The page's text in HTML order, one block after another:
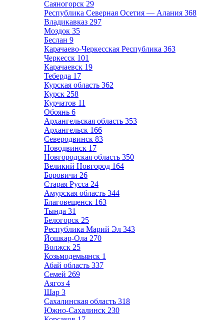
Саяногорск 29
Республика Северная Осетия — Алания 368
Владикавказ 297
Моздок 35
Беслан 9
Карачаево-Черкесская Республика 363
Черкесск 101
Карачаевск 19
Теберда 17
Курская область 362
Курск 258
Курчатов 11
Обоянь 6
Архангельская область 353
Архангельск 166
Северодвинск 83
Новодвинск 17
Новгородская область 350
Великий Новгород 164
Боровичи 26
Старая Русса 24
Амурская область 344
Благовещенск 163
Тында 31
Белогорск 25
Республика Марий Эл 343
Йошкар-Ола 270
Волжск 25
Козьмодемьянск 1
Абай область 337
Семей 269
Аягоз 4
Шар 3
Сахалинская область 318
Южно-Сахалинск 230